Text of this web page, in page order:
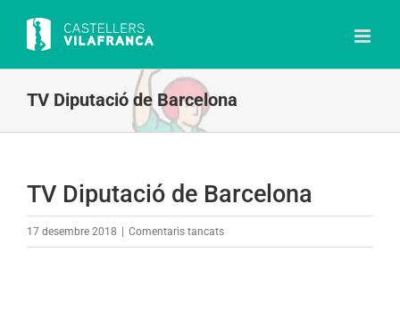
content
TV Diputació de Barcelona
TV Diputació de Barcelona
17 desembre 2018 Comentaris tancatsa